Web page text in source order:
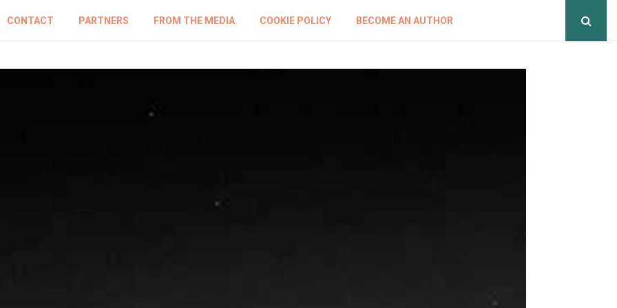
CONTACT PARTNERS FROM THE MEDIA COOKIE POLICY BECOME AN AUTHOR